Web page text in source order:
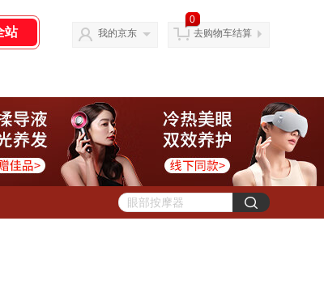
我的京东
0
去购物车结算